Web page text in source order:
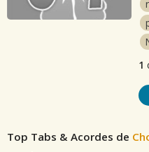
1
Top Tabs & Acordes de